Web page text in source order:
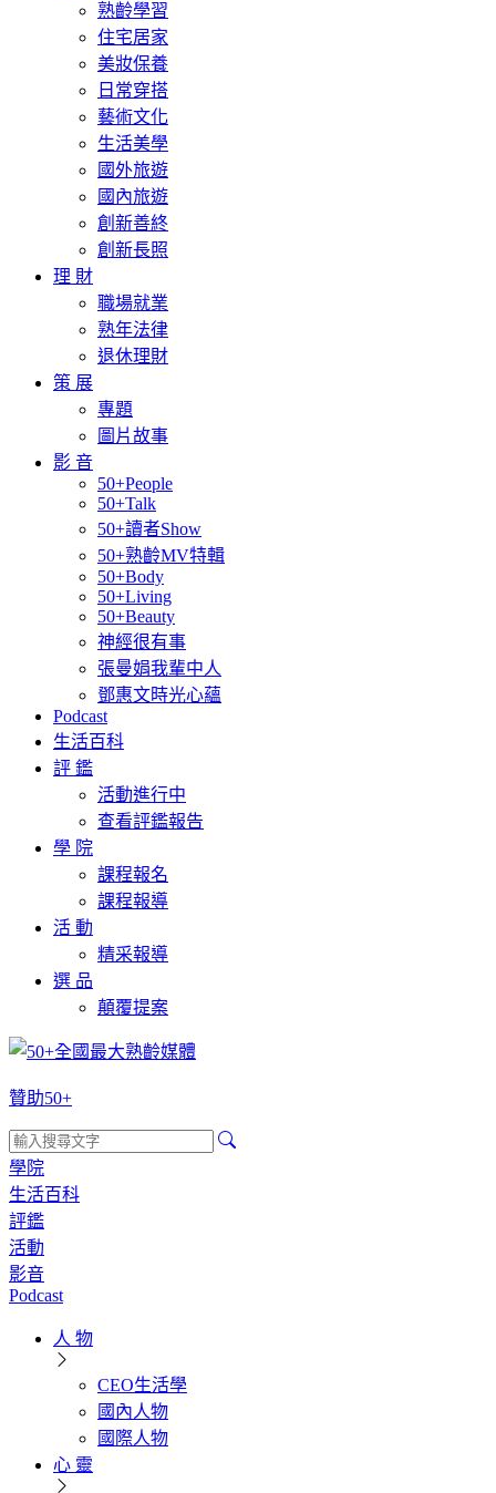
熟齡學習
住宅居家
美妝保養
日常穿搭
藝術文化
生活美學
國外旅遊
國內旅遊
創新善終
創新長照
理 財
職場就業
熟年法律
退休理財
策 展
專題
圖片故事
影 音
50+People
50+Talk
50+讀者Show
50+熟齡MV特輯
50+Body
50+Living
50+Beauty
神經很有事
張曼娟我輩中人
鄧惠文時光心蘊
Podcast
生活百科
評 鑑
活動進行中
查看評鑑報告
學 院
課程報名
課程報導
活 動
精采報導
選 品
顛覆提案
贊助50+
學院
生活百科
評鑑
活動
影音
Podcast
人 物
CEO生活學
國內人物
國際人物
心 靈